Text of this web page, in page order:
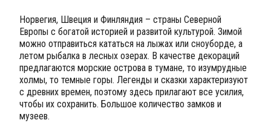
Норвегия, Швеция и Финляндия – страны Северной
Европы с богатой историей и развитой культурой. Зимой
можно отправиться кататься на лыжах или сноуборде, а
летом рыбалка в лесных озерах. В качестве декораций
предлагаются морские острова в тумане, то изумрудные
холмы, то темные горы. Легенды и сказки характеризуют
с древних времен, поэтому здесь прилагают все усилия,
чтобы их сохранить. Большое количество замков и
музеев.